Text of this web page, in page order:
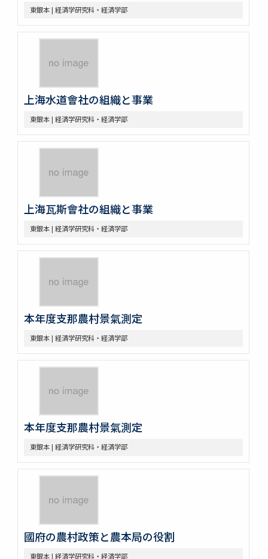
東銀本 | 経済学研究科・経済学部
上海水道會社の組織と事業
東銀本 | 経済学研究科・経済学部
上海瓦斯會社の組織と事業
東銀本 | 経済学研究科・経済学部
本年度支那農村景氣測定
東銀本 | 経済学研究科・経済学部
本年度支那農村景氣測定
東銀本 | 経済学研究科・経済学部
國府の農村政策と農本局の役割
東銀本 | 経済学研究科・経済学部